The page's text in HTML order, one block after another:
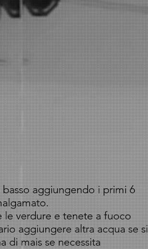
aggiungendo i primi 6
verdure e tenete a fuoco
aggiungere altra acqua se si
di mais se necessita